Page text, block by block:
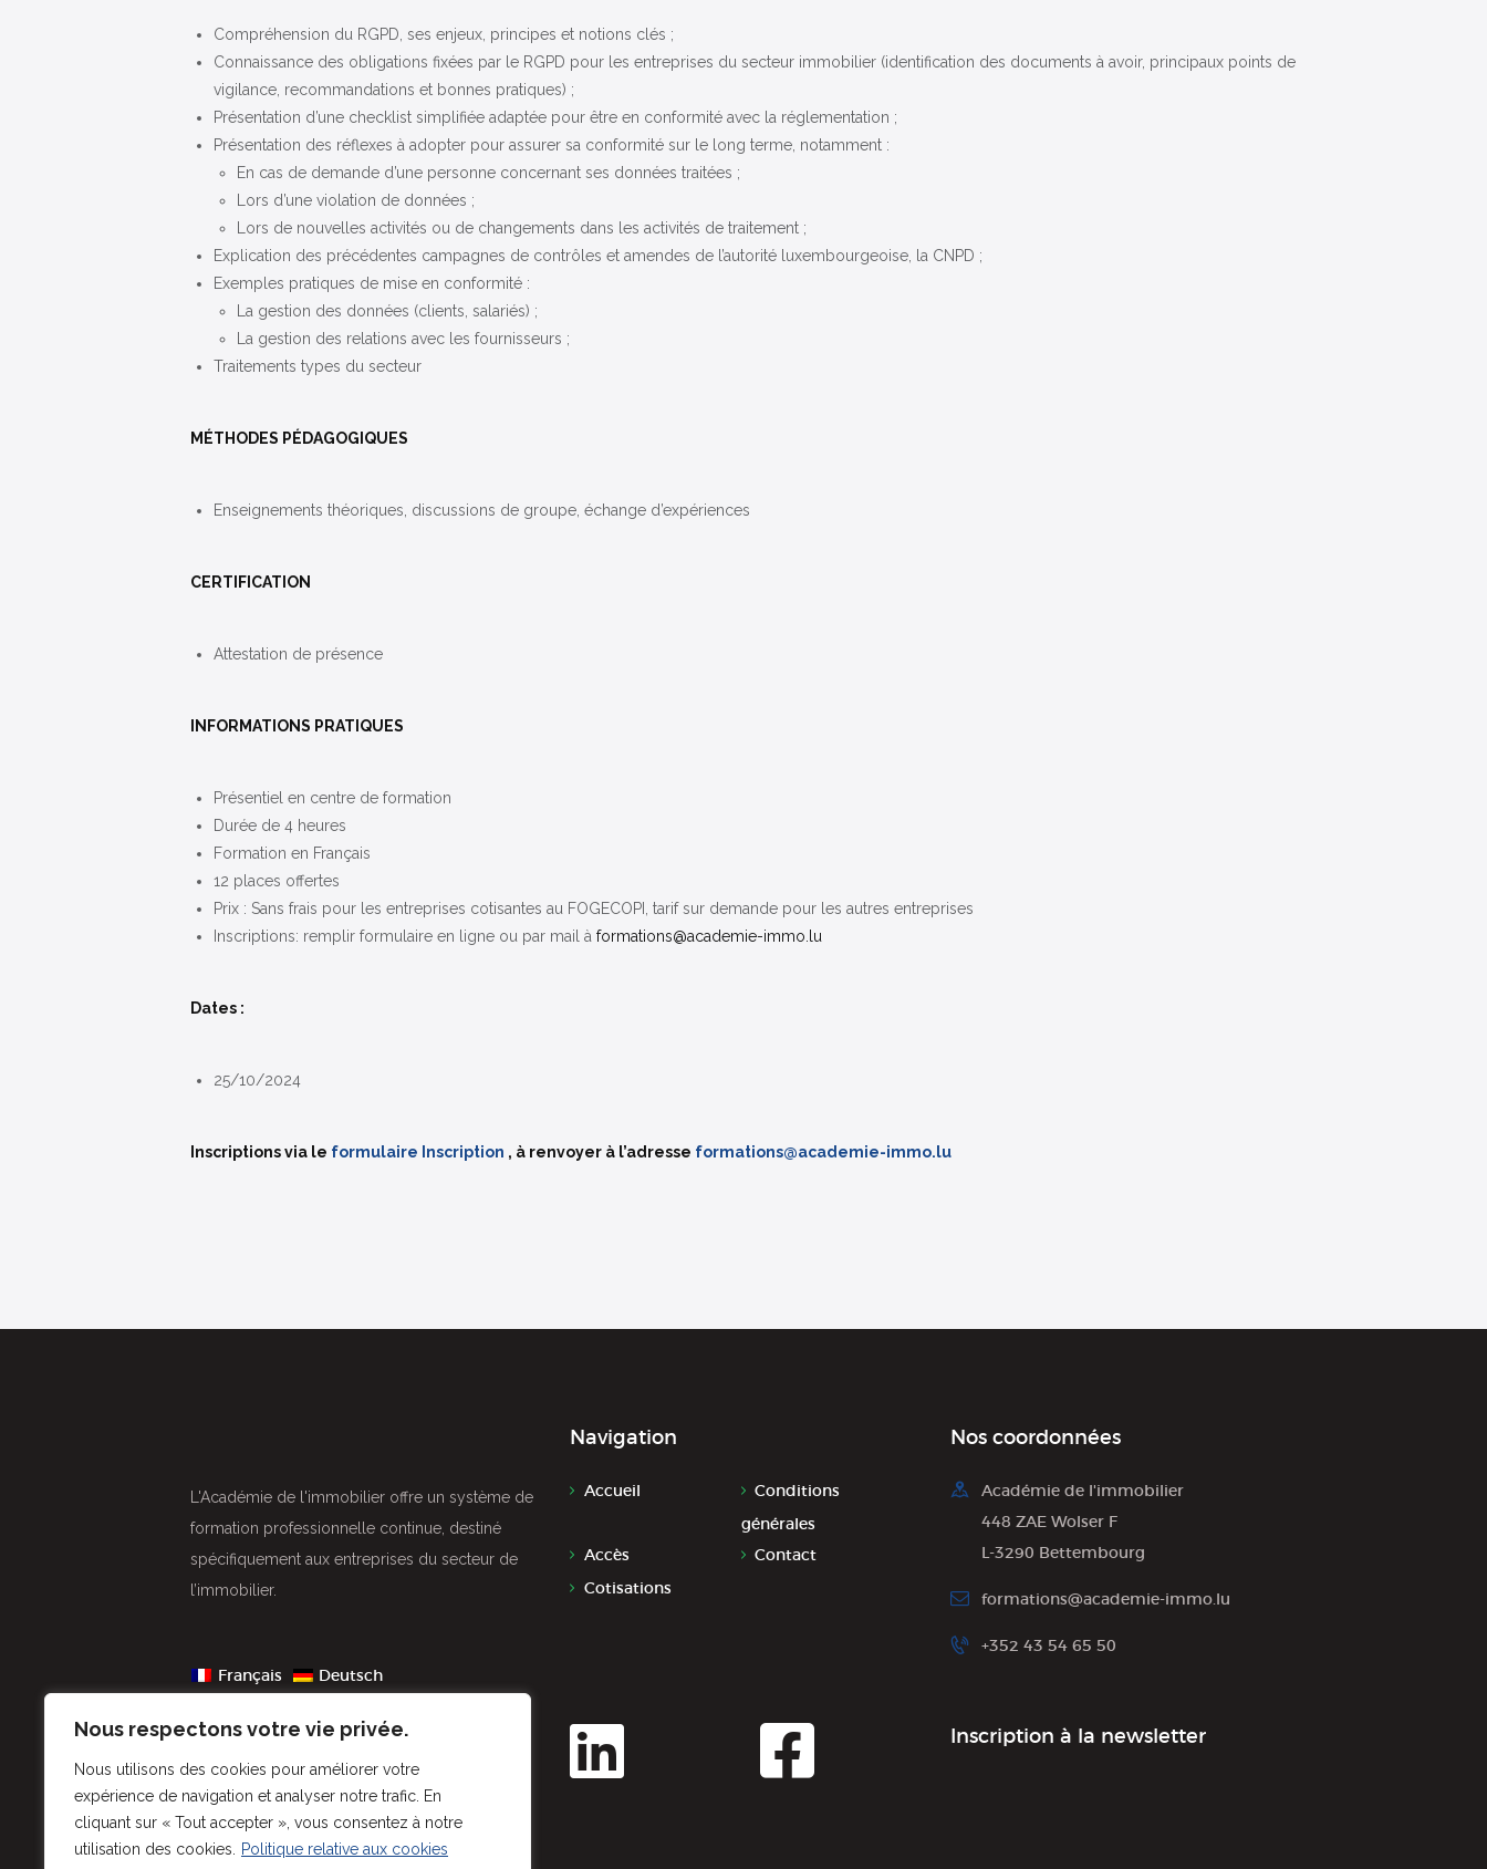
Nous respectons votre vie privée.
Nous utilisons des cookies pour améliorer votre
expérience de navigation et analyser notre trafic. En
cliquant sur « Tout accepter », vous consentez à notre
utilisation des cookies.
Politique relative aux cookies
Compréhension du RGPD, ses enjeux, principes et notions clés ;
Connaissance des obligations fixées par le RGPD pour les entreprises du secteur immobilier (identification des documents à avoir, principaux points de
vigilance, recommandations et bonnes pratiques) ;
Présentation d’une checklist simplifiée adaptée pour être en conformité avec la réglementation ;
Présentation des réflexes à adopter pour assurer sa conformité sur le long terme, notamment :
En cas de demande d’une personne concernant ses données traitées ;
Lors d’une violation de données ;
Lors de nouvelles activités ou de changements dans les activités de traitement ;
Explication des précédentes campagnes de contrôles et amendes de l’autorité luxembourgeoise, la CNPD ;
Exemples pratiques de mise en conformité :
La gestion des données (clients, salariés) ;
La gestion des relations avec les fournisseurs ;
Traitements types du secteur
MÉTHODES PÉDAGOGIQUES
Enseignements théoriques, discussions de groupe, échange d’expériences
CERTIFICATION
Attestation de présence
INFORMATIONS PRATIQUES
Présentiel en centre de formation
Durée de 4 heures
Formation en Français
12 places offertes
Prix : Sans frais pour les entreprises cotisantes au FOGECOPI, tarif sur demande pour les autres entreprises
Inscriptions: remplir formulaire en ligne ou par mail à formations@academie-immo.lu
Dates :
25/10/2024
Inscriptions via le formulaire Inscription , à renvoyer à l’adresse formations@academie-immo.lu
L'Académie de l'immobilier offre un système de
formation professionnelle continue, destiné
spécifiquement aux entreprises du secteur de
l’immobilier.
Français Deutsch
Navigation
Accueil
Conditions
générales
Accès
Contact
Cotisations
Nos coordonnées
Académie de l'immobilier
448 ZAE Wolser F
L-3290 Bettembourg
formations@academie-immo.lu
+352 43 54 65 50
Inscription à la newsletter